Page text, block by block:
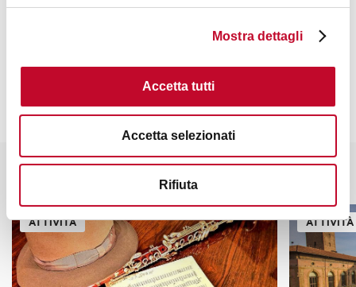
Mostra dettagli
Accetta tutti
Accetta selezionati
Rifiuta
Welcome Travel Agency
Potrebbe interessarti anche
ATTIVITÀ ATTIVITÀ